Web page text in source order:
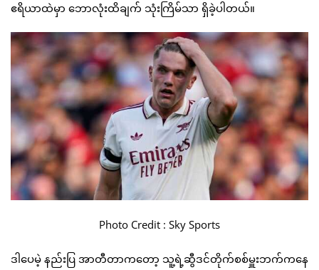
ဧရိယာထဲမှာ ဘောလုံးထိချက် သုံးကြိမ်သာ ရှိခဲ့ပါတယ်။
Photo Credit : Sky Sports
ဒါပေမဲ့ နည်းပြ အာတီတာကတော့ သူ့ရဲ့ဆွီဒင်တိုက်စစ်မှူးဘက်ကနေ